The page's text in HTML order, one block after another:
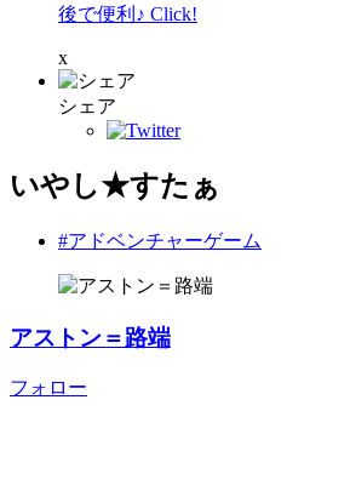
後で便利♪ Click!
x
シェア
いやし★すたぁ
#アドベンチャーゲーム
アストン＝路端
フォロー